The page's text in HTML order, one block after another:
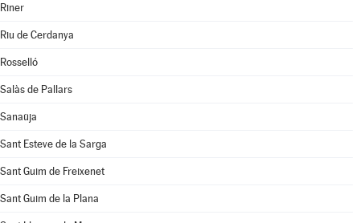
Riner
Riu de Cerdanya
Rosselló
Salàs de Pallars
Sanaüja
Sant Esteve de la Sarga
Sant Guim de Freixenet
Sant Guim de la Plana